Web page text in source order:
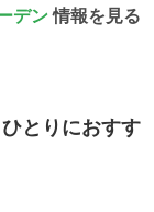
デン情報を見る
とりにおすす